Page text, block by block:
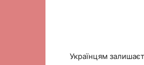
Українцям